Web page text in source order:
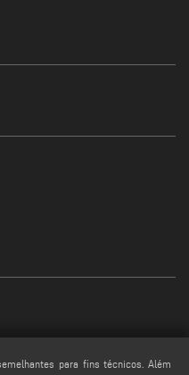
para fins técnicos. Além